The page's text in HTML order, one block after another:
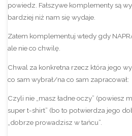
powiedz. Fałszywe komplementy są
bardziej niż nam się wydaje.
Zatem komplementuj wtedy gdy
ale nie co chwilę.
Chwal za konkretna rzecz która jego
co sam wybrał/na co sam zapracował:
Czyli nie „masz ładne oczy” (powiesz
super t-shirt” (bo to potwierdza jego
„dobrze prowadzisz w tańcu”.